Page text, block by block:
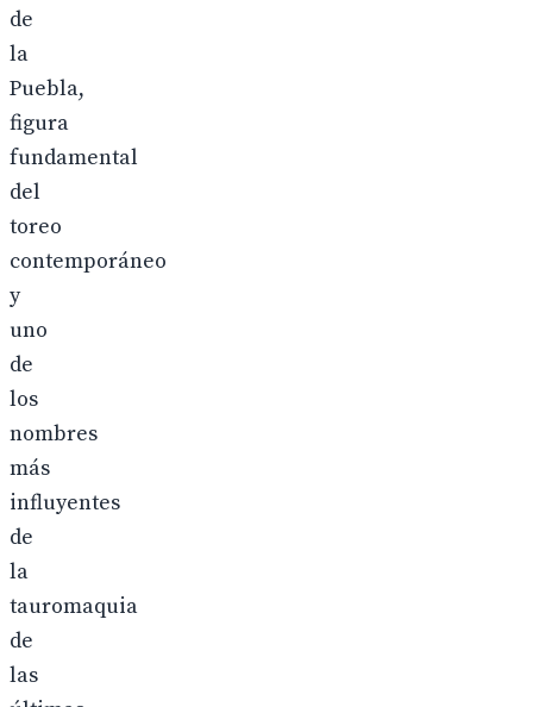
de
la
Puebla,
figura
fundamental
del
toreo
contemporáneo
y
uno
de
los
nombres
más
influyentes
de
la
tauromaquia
de
las